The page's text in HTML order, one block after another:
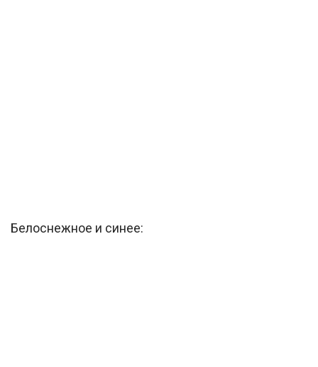
Белоснежное и синее: